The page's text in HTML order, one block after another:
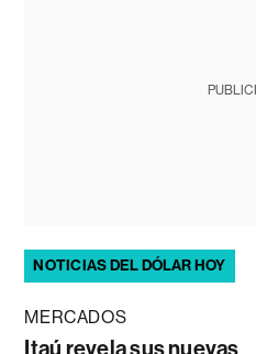
NOTICIAS DEL DÓLAR HOY
MERCADOS
Itaú revela sus nuevas